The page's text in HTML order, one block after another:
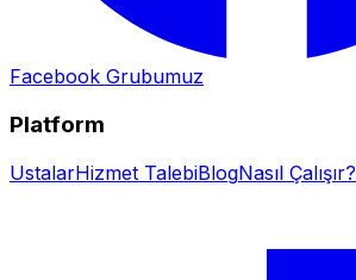
Facebook Grubumuz
Platform
UstalarHizmet TalebiBlogNasıl Çalışır?